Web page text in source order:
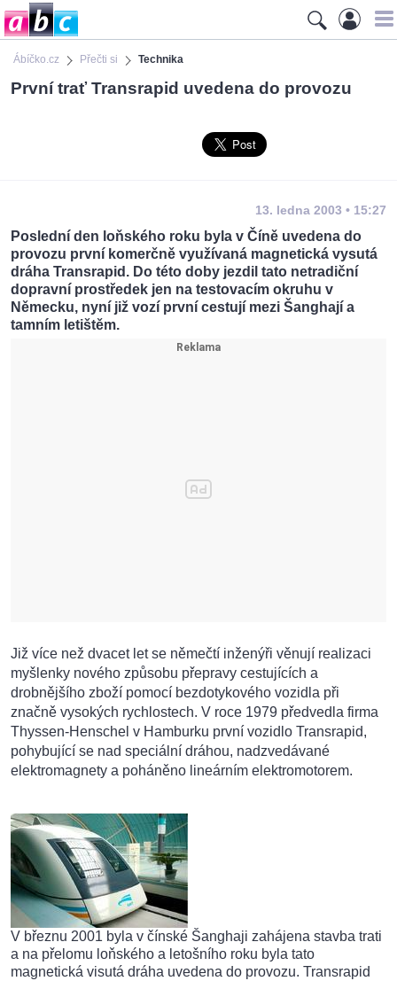
Ábíčko.cz Přečti si Technika
První trať Transrapid uvedena do provozu
13. ledna 2003 • 15:27
Poslední den loňského roku byla v Číně uvedena do
provozu první komerčně využívaná magnetická vysutá
dráha Transrapid. Do této doby jezdil tato netradiční
dopravní prostředek jen na testovacím okruhu v
Německu, nyní již vozí první cestují mezi Šanghají a
tamním letištěm.
Již více než dvacet let se němečtí inženýři věnují realizaci
myšlenky nového způsobu přepravy cestujících a
drobnějšího zboží pomocí bezdotykového vozidla při
značně vysokých rychlostech. V roce 1979 předvedla firma
Thyssen-Henschel v Hamburku první vozidlo Transrapid,
pohybující se nad speciální dráhou, nadzvedávané
elektromagnety a poháněno lineárním elektromotorem.
V březnu 2001 byla v čínské Šanghaji zahájena stavba trati
a na přelomu loňského a letošního roku byla tato
magnetická visutá dráha uvedena do provozu. Transrapid